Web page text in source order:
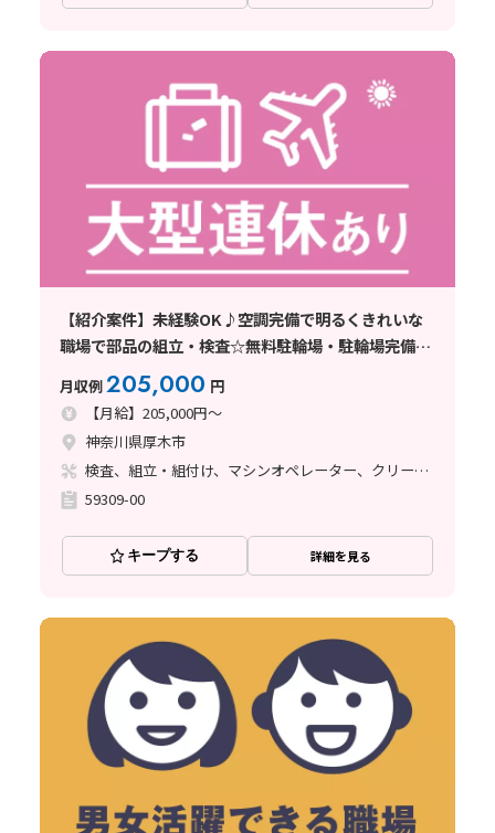
【紹介案件】未経験OK♪空調完備で明るくきれいな
職場で部品の組立・検査☆無料駐輪場・駐輪場完備な
のでマイカー通勤OK
月収例205,000 円
【月給】205,000円～
神奈川県厚木市
検査、組立・組付け、マシンオペレーター、クリーンルーム
59309-00
キープする 詳細を見る